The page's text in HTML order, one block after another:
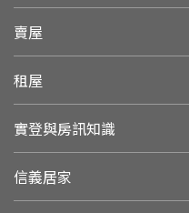
賣屋
租屋
實登與房訊知識
信義居家